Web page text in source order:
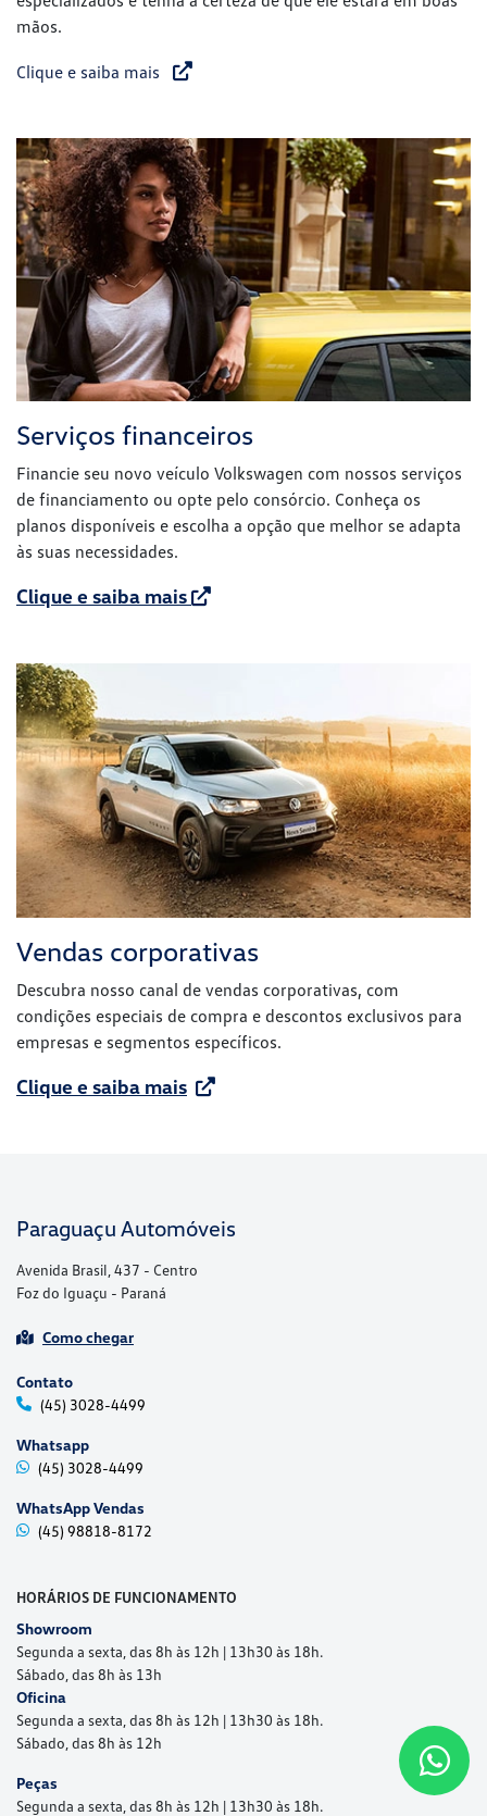
mãos.
Clique e saiba mais
Serviços financeiros
Financie seu novo veículo Volkswagen com nossos serviços
de financiamento ou opte pelo consórcio. Conheça os
planos disponíveis e escolha a opção que melhor se adapta
às suas necessidades.
Clique e saiba mais
Vendas corporativas
Descubra nosso canal de vendas corporativas, com
condições especiais de compra e descontos exclusivos para
empresas e segmentos específicos.
Clique e saiba mais
Paraguaçu Automóveis
Avenida Brasil, 437 - Centro
Foz do Iguaçu - Paraná
Como chegar
Contato
(45) 3028-4499
Whatsapp
(45) 3028-4499
WhatsApp Vendas
(45) 98818-8172
HORÁRIOS DE FUNCIONAMENTO
Showroom
Segunda a sexta, das 8h às 12h | 13h30 às 18h.
Sábado, das 8h às 13h
Oficina
Segunda a sexta, das 8h às 12h | 13h30 às 18h.
Sábado, das 8h às 12h
Peças
Segunda a sexta, das 8h às 12h | 13h30 às 18h.